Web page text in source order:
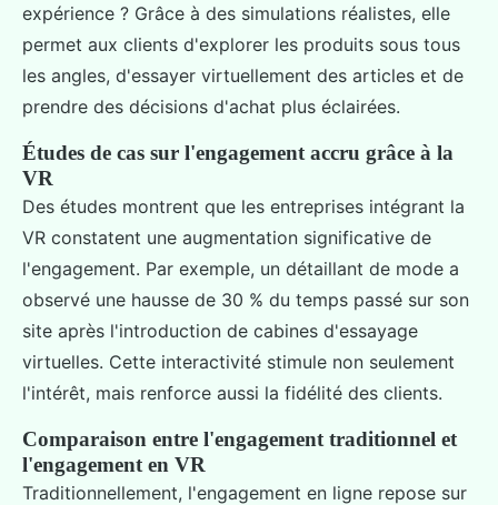
expérience ? Grâce à des simulations réalistes, elle
permet aux clients d'explorer les produits sous tous
les angles, d'essayer virtuellement des articles et de
prendre des décisions d'achat plus éclairées.
Études de cas sur l'engagement accru grâce à la
VR
Des études montrent que les entreprises intégrant la
VR constatent une augmentation significative de
l'engagement. Par exemple, un détaillant de mode a
observé une hausse de 30 % du temps passé sur son
site après l'introduction de cabines d'essayage
virtuelles. Cette interactivité stimule non seulement
l'intérêt, mais renforce aussi la fidélité des clients.
Comparaison entre l'engagement traditionnel et
l'engagement en VR
Traditionnellement, l'engagement en ligne repose sur